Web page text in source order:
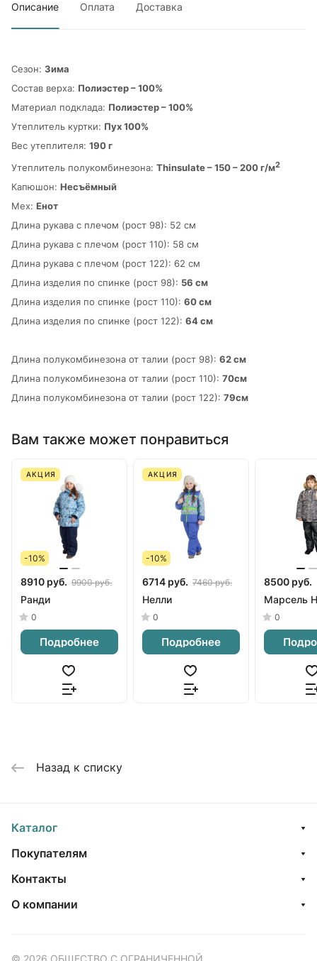
Описание Оплата Доставка
Сезон: Зима
Состав верха: Полиэстер – 100%
Материал подклада: Полиэстер – 100%
Утеплитель куртки: Пух 100%
Вес утеплителя: 190 г
Утеплитель полукомбинезона: Thinsulate – 150 – 200 г/м2
Капюшон: Несъёмный
Мех: Енот
Длина рукава с плечом (рост 98): 52 см
Длина рукава с плечом (рост 110): 58 см
Длина рукава с плечом (рост 122): 62 см
Длина изделия по спинке (рост 98): 56 см
Длина изделия по спинке (рост 110): 60 см
Длина изделия по спинке (рост 122): 64 см
Длина полукомбинезона от талии (рост 98): 62 см
Длина полукомбинезона от талии (рост 110): 70см
Длина полукомбинезона от талии (рост 122): 79см
Вам также может понравиться
АКЦИЯ
-10%
8910 руб. 9900 руб.
Ранди
0
Подробнее
АКЦИЯ
-10%
6714 руб. 7460 руб.
Нелли
0
Подробнее
8500 руб.
Марсель Н
0
Назад к списку
Каталог
Покупателям
Контакты
О компании
© 2026 ОБЩЕСТВО С ОГРАНИЧЕННОЙ